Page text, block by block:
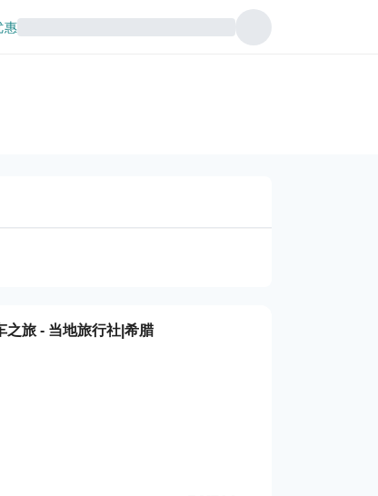
惠
之旅 - 当地旅行社|希腊